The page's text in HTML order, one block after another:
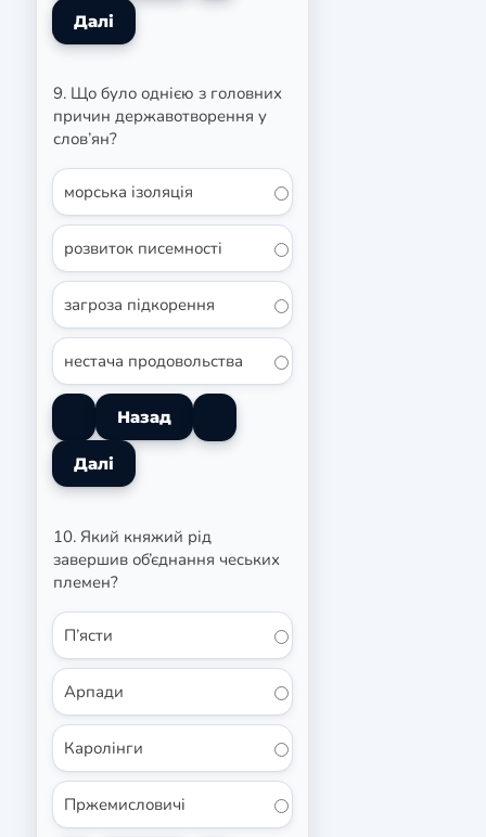
9. Що було однією з головних
причин державотворення у
слов’ян?
морська ізоляція
розвиток писемності
загроза підкорення
нестача продовольства
10. Який княжий рід
завершив об’єднання чеських
племен?
П’ясти
Арпади
Каролінги
Пржемисловичі